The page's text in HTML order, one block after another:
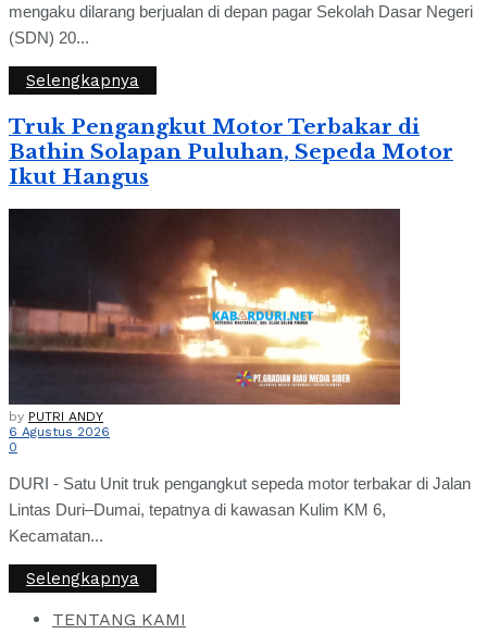
mengaku dilarang berjualan di depan pagar Sekolah Dasar Negeri
(SDN) 20...
Selengkapnya
Truk Pengangkut Motor Terbakar di
Bathin Solapan Puluhan, Sepeda Motor
Ikut Hangus
by PUTRI ANDY
6 Agustus 2026
0
DURI - Satu Unit truk pengangkut sepeda motor terbakar di Jalan
Lintas Duri–Dumai, tepatnya di kawasan Kulim KM 6,
Kecamatan...
Selengkapnya
TENTANG KAMI